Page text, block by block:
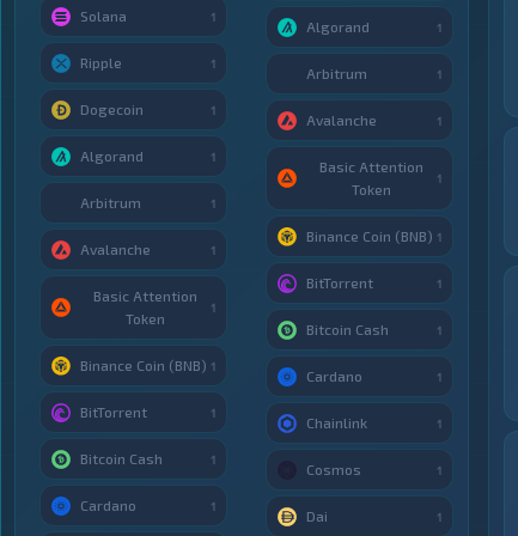
Solana 1
Ripple 1
Dogecoin 1
Algorand 1
Arbitrum 1
Avalanche 1
Basic Attention
Token
1
Binance Coin (BNB) 1
BitTorrent 1
Bitcoin Cash 1
Cardano 1
Algorand 1
Arbitrum 1
Avalanche 1
Basic Attention
Token
1
Binance Coin (BNB) 1
BitTorrent 1
Bitcoin Cash 1
Cardano 1
Chainlink 1
Cosmos 1
Dai 1